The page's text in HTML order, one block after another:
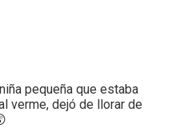
pequeña que estaba
verme, dejó de llorar de